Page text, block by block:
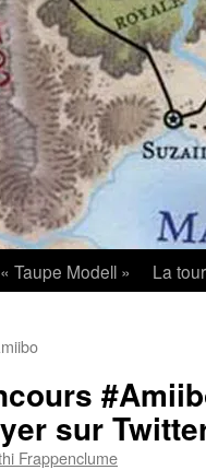
Taupe Modell » La
sur
Frappenclume